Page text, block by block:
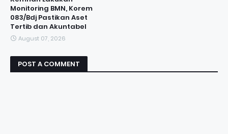
Monitoring BMN, Korem
083/Bdj Pastikan Aset
Tertib dan Akuntabel
August 07, 2026
POST A COMMENT